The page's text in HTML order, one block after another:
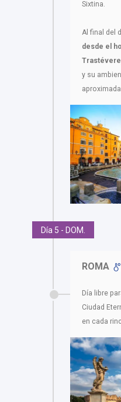
Sixtina.
Al final del
desde el
Trastévere
y su
Día 5 - DOM.
ROMA
Día libre
Ciudad
en cada